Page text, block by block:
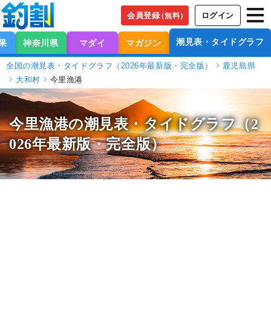
会員登録（無料） ログイン
神奈川県 マダイ マガジン 潮見表・タイドグラフ
全国の潮見表・タイドグラフ（2026年最新版・完全版）
鹿児島県
大和村
今里漁港
今里漁港の潮見表・タイドグラフ（2
026年最新版・完全版）